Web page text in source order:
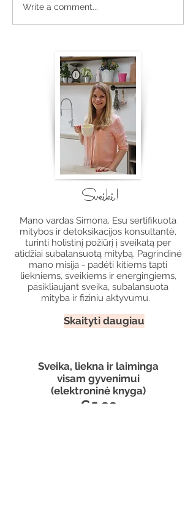
Vasariškas varškės tortas
su uogomis
Write a comment...
Sveiki!
Mano vardas Simona. Esu sertifikuota
mitybos ir detoksikacijos konsultantė,
turinti holistinį požiūrį į sveikatą per
atidžiai subalansuotą mitybą. Pagrindinė
mano misija - padėti kitiems tapti
liekniems, sveikiems ir energingiems,
pasikliaujant sveika, subalansuota
mityba ir fiziniu aktyvumu.
Skaityti daugiau
Sveika, liekna ir laiminga
visam gyvenimui
(elektroninė knyga)
€5.99